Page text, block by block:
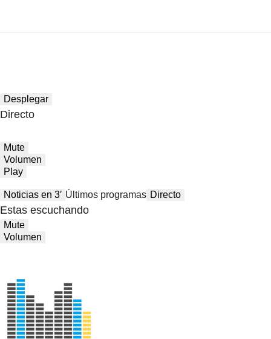
Desplegar
Directo
Mute
Volumen
Play
Noticias en 3′ Últimos programas Directo
Estas escuchando
Mute
Volumen